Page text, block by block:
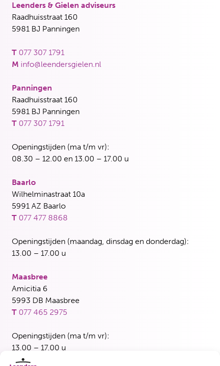
Leenders & Gielen adviseurs
Raadhuisstraat 160
5981 BJ Panningen
T 077 307 1791
M info@leendersgielen.nl
Panningen
Raadhuisstraat 160
5981 BJ Panningen
T 077 307 1791
Openingstijden (ma t/m vr):
08.30 – 12.00 en 13.00 – 17.00 u
Baarlo
Wilhelminastraat 10a
5991 AZ Baarlo
T 077 477 8868
Openingstijden (maandag, dinsdag en donderdag):
13.00 – 17.00 u
Maasbree
Amicitia 6
5993 DB Maasbree
T 077 465 2975
Openingstijden (ma t/m vr):
13.00 – 17.00 u